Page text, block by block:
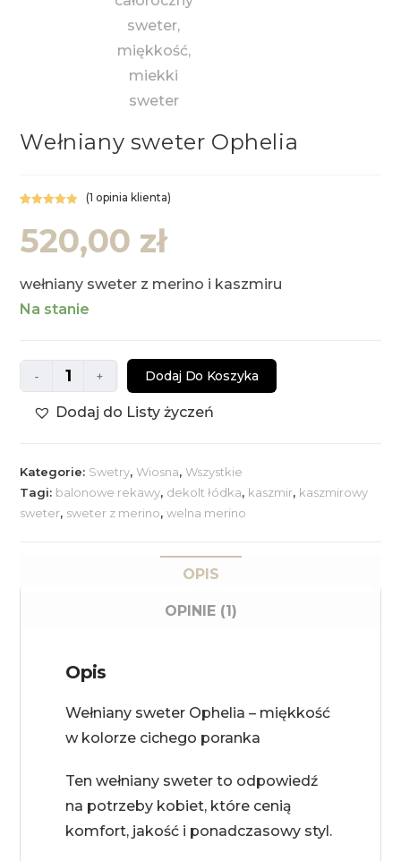
Wełniany sweter Ophelia
5.00 na 5 na
podstawie
(1 opinia klienta)
520,00 zł
wełniany sweter z merino i kaszmiru
Na stanie
Wełniany
sweter
- + Dodaj Do Koszyka
Dodaj do Listy życzeń
Kategorie: Swetry,Wiosna,Wszystkie
Tagi: balonowe rekawy, dekolt łódka, kaszmir, kaszmirowy
sweter, sweter z merino,welna merino
OPIS
OPINIE (1)
Opis
Wełniany sweter Ophelia – miękkość
w kolorze cichego poranka
Ten wełniany sweter to odpowiedź
na potrzeby kobiet, które cenią
komfort, jakość i ponadczasowy styl.